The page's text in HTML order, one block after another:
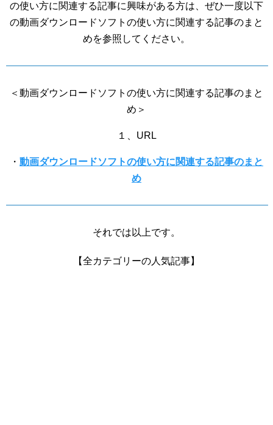
の使い方に関連する記事に興味がある方は、ぜひ一度以下
の動画ダウンロードソフトの使い方に関連する記事のまと
めを参照してください。
＜動画ダウンロードソフトの使い方に関連する記事のまと
め＞
１、URL
・ 動画ダウンロードソフトの使い方に関連する記事のまと
め
それでは以上です。
【全カテゴリーの人気記事】